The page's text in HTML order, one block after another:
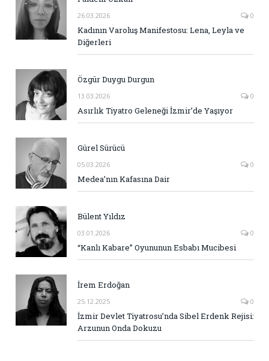
26.03.2026 0
Kadının Varoluş Manifestosu: Lena, Leyla ve
Diğerleri
Özgür Duygu Durgun
13.03.2026 0
Asırlık Tiyatro Geleneği İzmir’de Yaşıyor
Gürel Sürücü
05.03.2026 0
Medea’nın Kafasına Dair
Bülent Yıldız
03.01.2026 0
“Kanlı Kabare” Oyununun Esbabı Mucibesi
İrem Erdoğan
25.12.2025 0
İzmir Devlet Tiyatrosu’nda Sibel Erdenk Rejisi:
Arzunun Onda Dokuzu